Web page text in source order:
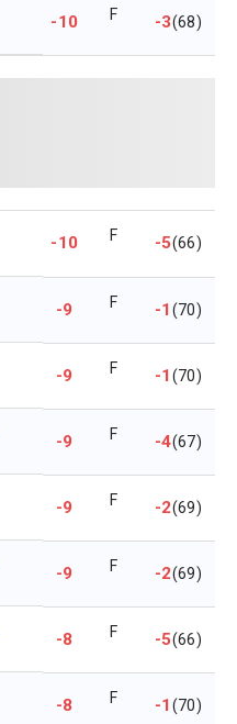
-10 F -3(68)
-10 F -5(66)
-9 F -1(70)
-9 F -1(70)
-9 F -4(67)
-9 F -2(69)
-9 F -2(69)
-8 F -5(66)
-8 F -1(70)